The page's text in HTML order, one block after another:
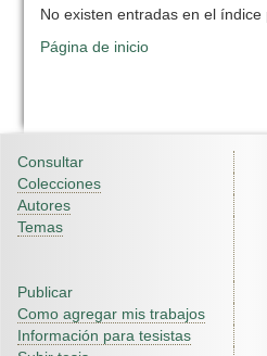
No existen entradas en el índice
Página de inicio
Consultar
Colecciones
Autores
Temas
Publicar
Como agregar mis trabajos
Información para tesistas